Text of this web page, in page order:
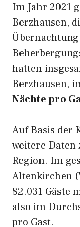
Im Jahr 2021
Berzhausen,
hatten
Berzhausen,
Nächte pro
Auf Basis der
weitere
Region. Im
Altenkirchen
82.031 Gäste
also im
pro Gast.